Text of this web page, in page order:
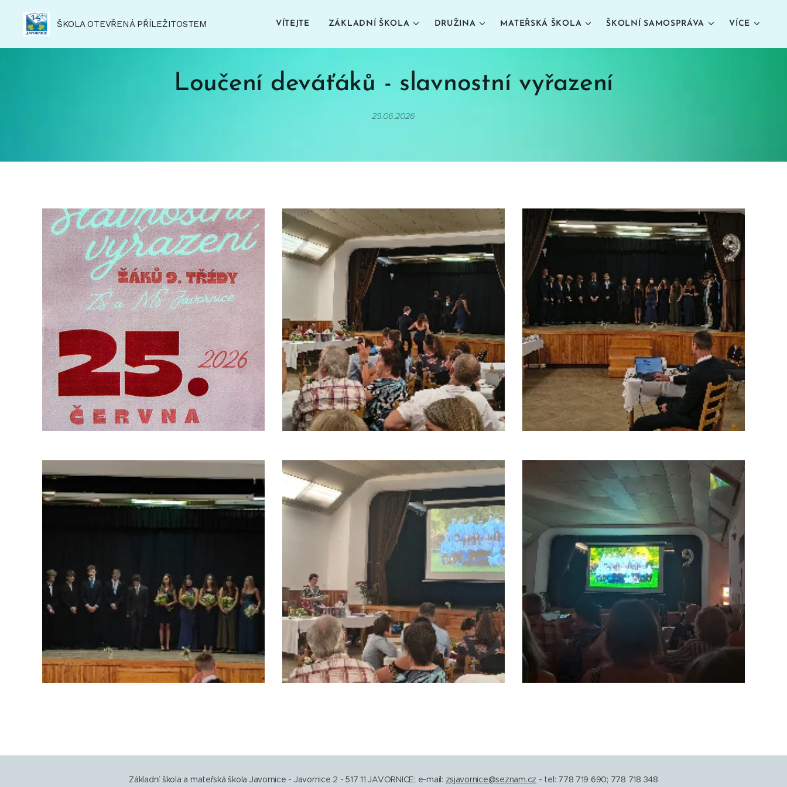
ŠKOLA OTEVŘENÁ PŘÍLEŽITOSTEM VÍTEJTE ZÁKLADNÍ ŠKOLA DRUŽINA MATEŘSKÁ ŠKOLA ŠKOLNÍ SAMOSPRÁVA VÍCE
Loučení deváťáků - slavnostní vyřazení
25.06.2026
Základní škola a mateřská škola Javornice - Javornice 2 - 517 11 JAVORNICE; e-mail: zsjavornice@seznam.cz - tel: 778 719 690; 778 718 348